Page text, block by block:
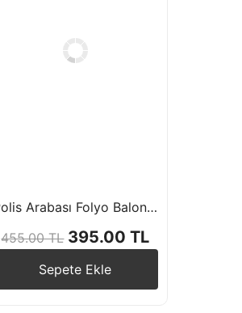
Polis Arabası Folyo Balon Seti Doğum Günü Balon Seti
455.00 TL 395.00 TL
Sepete Ekle